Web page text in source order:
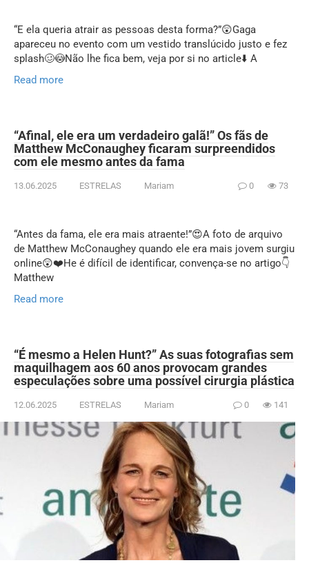
“E ela queria atrair as pessoas desta forma?”😲Gaga
apareceu no evento com um vestido translúcido justo e fez
splash🥴😳Não lhe fica bem, veja por si no article⬇️ A
Read more
“Afinal, ele era um verdadeiro galã!” Os fãs de
Matthew McConaughey ficaram surpreendidos
com ele mesmo antes da fama
13.06.2025 ESTRELAS Mariam 0 73
“Antes da fama, ele era mais atraente!”😍A foto de arquivo
de Matthew McConaughey quando ele era mais jovem surgiu
online😲❤️He é difícil de identificar, convença-se no artigo👇
Matthew
Read more
“É mesmo a Helen Hunt?” As suas fotografias sem
maquilhagem aos 60 anos provocam grandes
especulações sobre uma possível cirurgia plástica
12.06.2025 ESTRELAS Mariam 0 141